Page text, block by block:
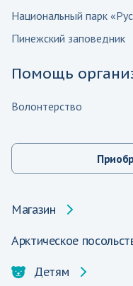
Национальный парк
Пинежский заповедник
Помощь
Волонтерство
Магазин
Арктическое
Детям